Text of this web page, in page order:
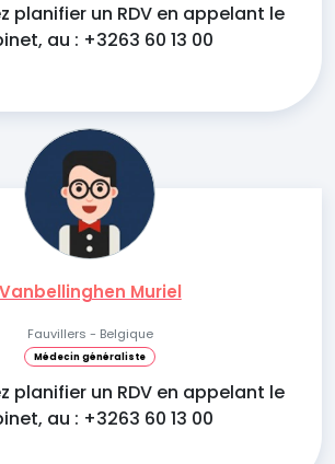
planifier un RDV en appelant le
au : +3263 60 13 00
Vanbellinghen Muriel
Fauvillers - Belgique
Médecin généraliste
planifier un RDV en appelant le
au : +3263 60 13 00